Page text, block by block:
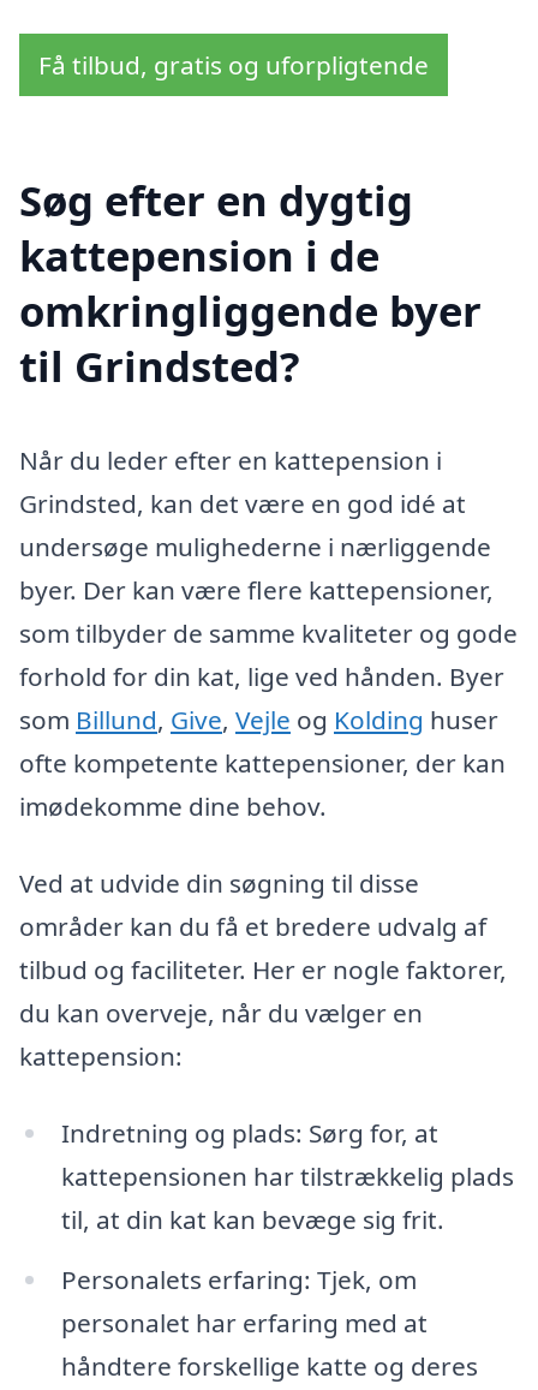
Få tilbud, gratis og uforpligtende
Søg efter en dygtig
kattepension i de
omkringliggende byer
til Grindsted?
Når du leder efter en kattepension i
Grindsted, kan det være en god idé at
undersøge mulighederne i nærliggende
byer. Der kan være flere kattepensioner,
som tilbyder de samme kvaliteter og gode
forhold for din kat, lige ved hånden. Byer
som Billund, Give, Vejle og Kolding huser
ofte kompetente kattepensioner, der kan
imødekomme dine behov.
Ved at udvide din søgning til disse
områder kan du få et bredere udvalg af
tilbud og faciliteter. Her er nogle faktorer,
du kan overveje, når du vælger en
kattepension:
Indretning og plads: Sørg for, at
kattepensionen har tilstrækkelig plads
til, at din kat kan bevæge sig frit.
Personalets erfaring: Tjek, om
personalet har erfaring med at
håndtere forskellige katte og deres